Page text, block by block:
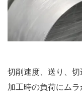
切削速度、送り、切
加工時の負荷にムラ